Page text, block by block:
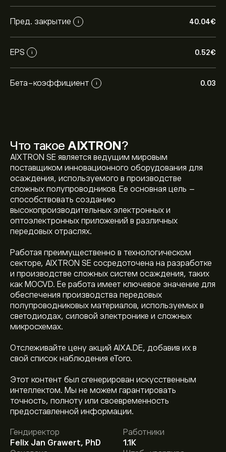
Пред. закрытие i 40.04‎€‎
EPS i 0.52‎€‎
Бета-коэффициент i 0.03
Что такое AIXTRON?
AIXTRON SE является ведущим мировым
поставщиком инновационного оборудования для
осаждения, используемого в производстве
сложных полупроводников. Ее основная цель –
способствовать созданию
высокопроизводительных электронных и
оптоэлектронных приложений в различных
передовых отраслях.
Работая преимущественно в технологическом
секторе, AIXTRON SE сосредоточена на разработке
и производстве сложных систем осаждения, таких
как MOCVD. Ее работа имеет ключевое значение для
обеспечения производства передовых
полупроводниковых материалов, используемых в
светодиодах, силовой электронике и сложных
микросхемах.
Отслеживайте цену акций AIXA.DE, добавив их в
свой список наблюдения eToro.
Этот контент был сгенерирован искусственным
интеллектом. Мы не можем гарантировать
точность, полноту или своевременность
предоставленной информации.
Гендиректор
Felix Jan Grawert, PhD
Работники
1.1K
Текущая цена акции AIXA.DE составляет 40.040‎€‎.
Средняя целевая цена акции AIXTRON составляет